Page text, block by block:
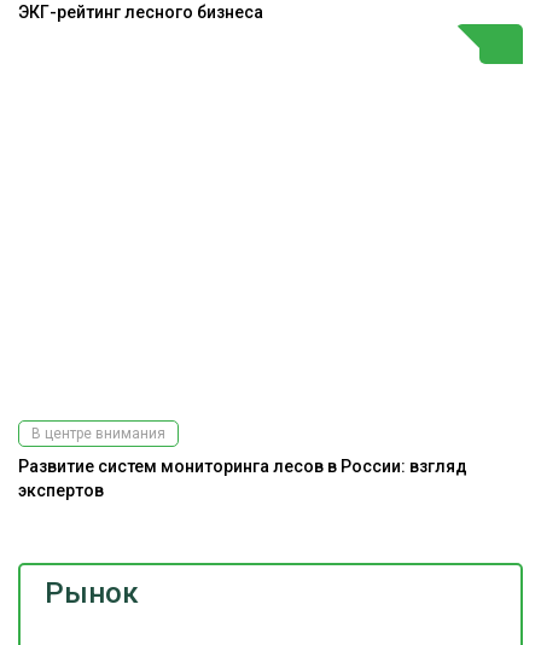
Рынок
ЭКГ-рейтинг лесного бизнеса
В центре внимания
Развитие систем мониторинга лесов в России: взгляд
экспертов